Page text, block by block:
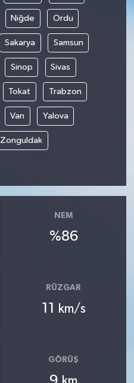
Niğde Ordu
Sakarya Samsun
Sinop Sivas
Tokat Trabzon
Van Yalova
Zonguldak
NEM
%86
RÜZGAR
11 km/s
GÖRÜŞ